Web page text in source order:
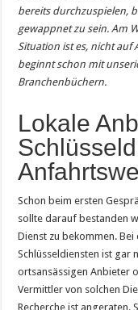
bereits durchzuspielen,
gewappnet zu sein. Am
Situation ist es, nicht auf
beginnt schon mit
Branchenbüchern.
Lokale
Schon beim ersten
sollte darauf bestanden
Dienst zu bekommen.
Schlüsseldiensten ist gar
ortsansässigen Anbieter
Vermittler von solchen
Recherche ist angeraten.